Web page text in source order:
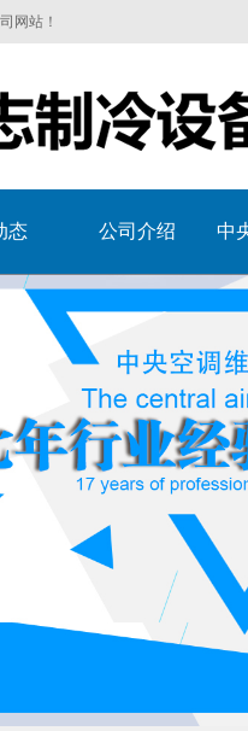
网站！
态 公司介绍 中